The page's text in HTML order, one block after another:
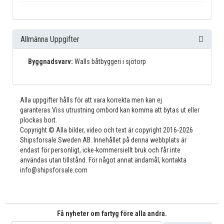
Allmänna Uppgifter
Byggnadsvarv: Walls båtbyggeri i sjötorp
Alla uppgifter hålls för att vara korrekta men kan ej
garanteras.Viss utrustning ombord kan komma att bytas ut eller
plockas bort.
Copyright © Alla bilder, video och text är copyright 2016-2026
Shipsforsale Sweden AB. Innehållet på denna webbplats är
endast för personligt, icke-kommersiellt bruk och får inte
användas utan tillstånd. För något annat ändamål, kontakta
info@shipsforsale.com
Få nyheter om fartyg före alla andra.